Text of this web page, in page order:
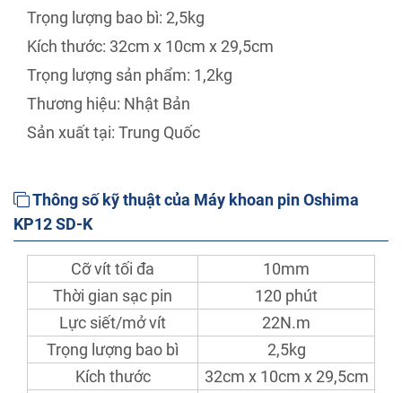
Trọng lượng bao bì: 2,5kg
Kích thước: 32cm x 10cm x 29,5cm
Trọng lượng sản phẩm: 1,2kg
Thương hiệu: Nhật Bản
Sản xuất tại: Trung Quốc
Thông số kỹ thuật của Máy khoan pin Oshima
KP12 SD-K
Cỡ vít tối đa
10mm
Thời gian sạc pin
120 phút
Lực siết/mở vít
22N.m
Trọng lượng bao bì
2,5kg
Kích thước
32cm x 10cm x 29,5cm